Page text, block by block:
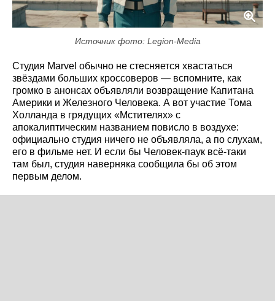
Источник фото: Legion-Media
Студия Marvel обычно не стесняется хвастаться
звёздами больших кроссоверов — вспомните, как
громко в анонсах объявляли возвращение Капитана
Америки и Железного Человека. А вот участие Тома
Холланда в грядущих «Мстителях» с
апокалиптическим названием повисло в воздухе:
официально студия ничего не объявляла, а по слухам,
его в фильме нет. И если бы Человек-паук всё-таки
там был, студия наверняка сообщила бы об этом
первым делом.